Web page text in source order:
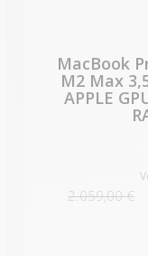
MacBook
M2 Max
APPLE
2.059,00 €